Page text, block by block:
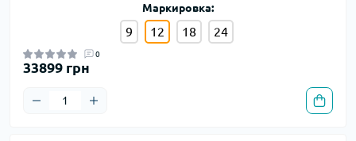
Маркировка:
9 12 18 24
0
33899 грн